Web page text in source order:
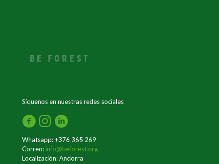
Síquenos en nuestras redes sociales
Whatsapp: +376 365 269
Correo: info@beforest.org
Localización: Andorra